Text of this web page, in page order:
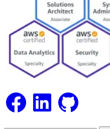
FacebookLinkedIn GitHub